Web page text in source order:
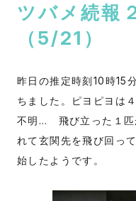
ツバメ続報
（5/21）
昨日の推定時刻10時15
ちました。ピヨピヨは
不明… 飛び立った１
れて玄関先を飛び回っ
始したようです。